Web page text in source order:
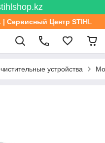
Сервисный Центр STIHL
устройства